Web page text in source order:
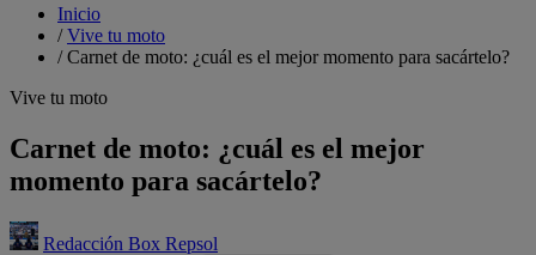
Inicio
/Vive tu moto
/Carnet de moto: ¿cuál es el mejor momento para sacártelo?
Vive tu moto
Carnet de moto: ¿cuál es el mejor
momento para sacártelo?
Redacción Box Repsol